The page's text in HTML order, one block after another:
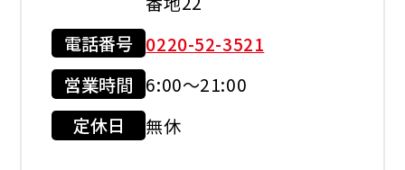
現金会員
店舗サービス
電話番号 0220-52-3521
営業時間 6:00～21:00
定休日
無休